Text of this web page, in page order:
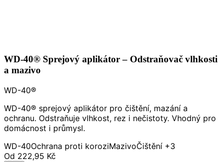
WD-40® Sprejový aplikátor – Odstraňovač vlhkosti
a mazivo
WD-40®
WD-40® sprejový aplikátor pro čištění, mazání a
ochranu. Odstraňuje vlhkost, rez i nečistoty. Vhodný pro
domácnost i průmysl.
WD-40Ochrana proti koroziMazivoČištění +3
Od 222,95 Kč